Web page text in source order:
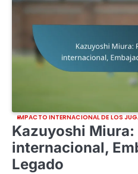
IMPACTO INTERNACIONAL DE LOS
Kazuyoshi
internacional,
Legado